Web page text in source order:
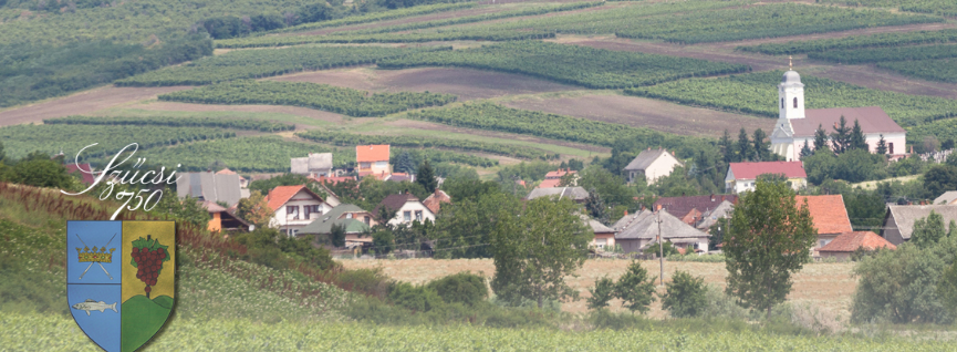
Deprecated: Function create_function() is deprecated in/home/fastvisi/szucsi.hu/wp-content/themes/townpress/
Deprecated: Function create_function() is deprecated in/home/fastvisi/szucsi.hu/wp-content/themes/townpress/
Deprecated: Function create_function() is deprecated in/home/fastvisi/szucsi.hu/wp-content/themes/townpress/